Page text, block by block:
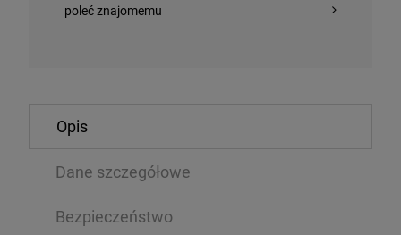
- THE REST OF NEW ORDER (2025 REMASTER)
poleć znajomemu
Opis
Dane szczegółowe
Bezpieczeństwo